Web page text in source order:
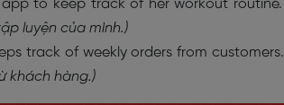
to keep track of her workout routine.
luyện của mình.)
track of weekly orders from customers.
khách hàng.)